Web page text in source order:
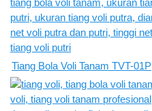
Tiang Bola Voli Tanam TVT-01P